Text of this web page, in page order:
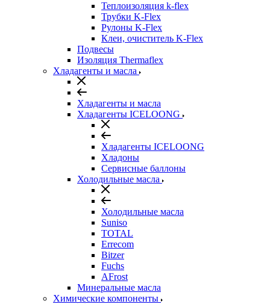
Теплоизоляция k-flex
Трубки K-Flex
Рулоны K-Flex
Клеи, очиститель K-Flex
Подвесы
Изоляция Thermaflex
Хладагенты и масла
Хладагенты и масла
Хладагенты ICELOONG
Хладагенты ICELOONG
Хладоны
Сервисные баллоны
Холодильные масла
Холодильные масла
Suniso
TOTAL
Errecom
Bitzer
Fuchs
AFrost
Минеральные масла
Химические компоненты